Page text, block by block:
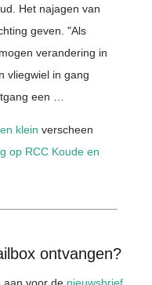
Het najagen van
geven. "Als
verandering in
vliegwiel in gang
een …
klein verscheen
op RCC Koude en
ontvangen?